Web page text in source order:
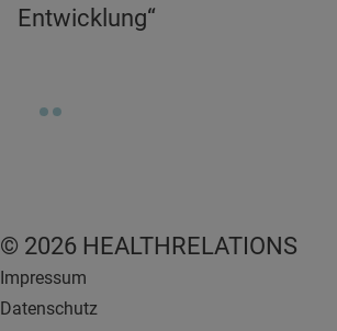
Entwicklung“
© 2026 HEALTHRELATIONS
Impressum
Datenschutz